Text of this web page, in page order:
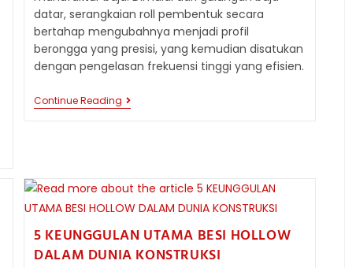
datar, serangkaian roll pembentuk secara
bertahap mengubahnya menjadi profil
berongga yang presisi, yang kemudian disatukan
dengan pengelasan frekuensi tinggi yang efisien.
Continue Reading PROSES
PRODUKSI
DAN
ROLL
FORMING
5 KEUNGGULAN UTAMA BESI HOLLOW
DALAM DUNIA KONSTRUKSI